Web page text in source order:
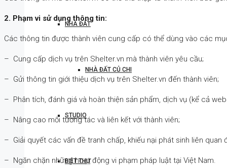
NHÀ ĐẤT
NHÀ ĐẤT CỦ CHI
STUDIO
BIỆT THỰ
2. Phạm vi sử dụng thông tin:
Các thông tin được thành viên cung cấp có thể dùng vào các
– Cung cấp dịch vụ trên Shelter.vn mà thành viên yêu cầu;
– Gửi thông tin giới thiệu dịch vụ trên Shelter.vn đến thành viên;
– Phân tích, đánh giá và hoàn thiện sản phẩm, dịch vụ (kể cả
– Nâng cao mối tương tác và liên kết với thành viên;
– Giải quyết các vấn đề tranh chấp, khiếu nại phát sinh liên quan
– Ngăn chặn những hoạt động vi phạm pháp luật tại Việt Nam.